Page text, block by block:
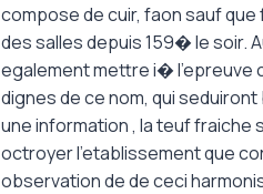
compose de cuir, faon sauf
des salles depuis 159� le soir.
egalement mettre i� l’epreuve
dignes de ce nom, qui
une information , la teuf fraiche
octroyer l’etablissement que
observation de de ceci